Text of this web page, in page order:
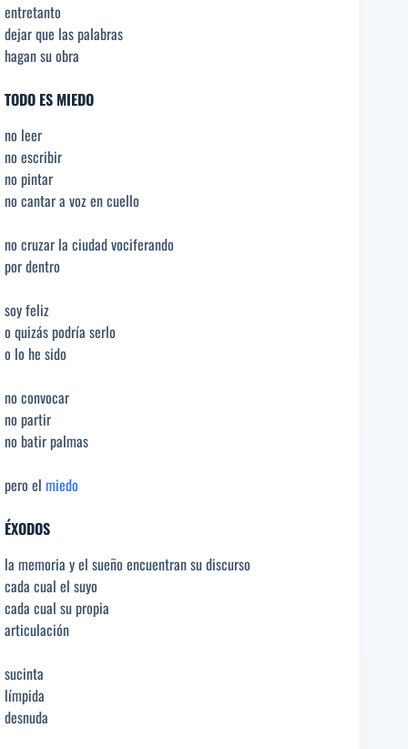
entretanto
dejar que las palabras
hagan su obra
TODO ES MIEDO
no leer
no escribir
no pintar
no cantar a voz en cuello
no cruzar la ciudad vociferando
por dentro
soy feliz
o quizás podría serlo
o lo he sido
no convocar
no partir
no batir palmas
pero el miedo
ÉXODOS
la memoria y el sueño encuentran su discurso
cada cual el suyo
cada cual su propia
articulación
sucinta
límpida
desnuda